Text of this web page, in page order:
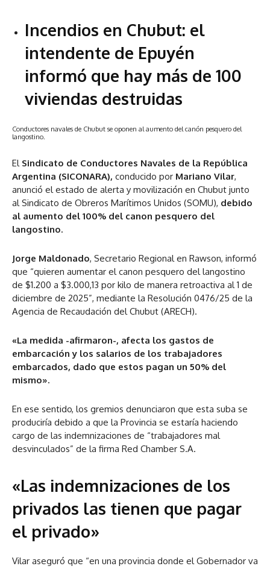
Incendios en Chubut: el
intendente de Epuyén
informó que hay más de 100
viviendas destruidas
Conductores navales de Chubut se oponen al aumento del canón pesquero del
langostino.
El Sindicato de Conductores Navales de la República
Argentina (SICONARA), conducido por Mariano Vilar,
anunció el estado de alerta y movilización en Chubut junto
al Sindicato de Obreros Marítimos Unidos (SOMU), debido
al aumento del 100% del canon pesquero del
langostino.
Jorge Maldonado, Secretario Regional en Rawson, informó
que “quieren aumentar el canon pesquero del langostino
de $1.200 a $3.000,13 por kilo de manera retroactiva al 1 de
diciembre de 2025”, mediante la Resolución 0476/25 de la
Agencia de Recaudación del Chubut (ARECH).
«La medida -afirmaron-, afecta los gastos de
embarcación y los salarios de los trabajadores
embarcados, dado que estos pagan un 50% del
mismo».
En ese sentido, los gremios denunciaron que esta suba se
produciría debido a que la Provincia se estaría haciendo
cargo de las indemnizaciones de “trabajadores mal
desvinculados” de la firma Red Chamber S.A.
«Las indemnizaciones de los
privados las tienen que pagar
el privado»
Vilar aseguró que “en una provincia donde el Gobernador va